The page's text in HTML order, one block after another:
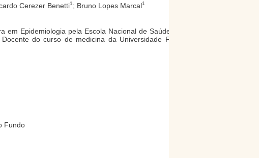
Cerezer Benetti1 ; Bruno Lopes Marcal1
Epidemiologia pela Escola Nacional de Saúde Pública -
do curso de medicina da Universidade Federal da
Fundo